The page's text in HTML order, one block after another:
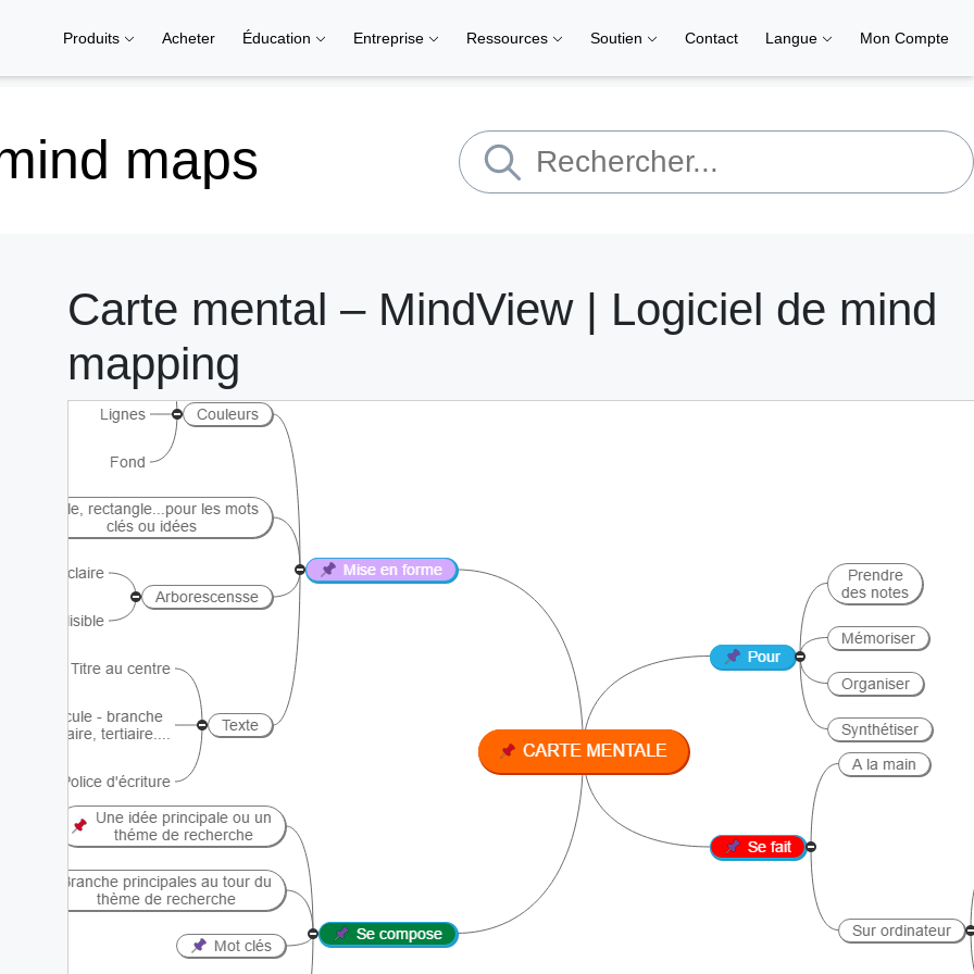
Produits Acheter Éducation Entreprise Ressources Soutien Contact Langue Mon Compte
maps
Carte mental – MindView | Logiciel de mind
mapping